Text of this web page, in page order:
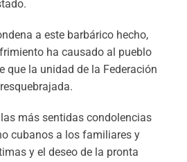
a este barbárico hecho,
ha causado al pueblo
que la unidad de la Federación
más sentidas condolencias
cubanos a los familiares y
y el deseo de la pronta